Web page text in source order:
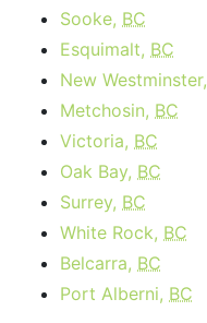
Sooke, BC
Esquimalt, BC
New Westminster,
Metchosin, BC
Victoria, BC
Oak Bay, BC
Surrey, BC
White Rock, BC
Belcarra, BC
Port Alberni, BC